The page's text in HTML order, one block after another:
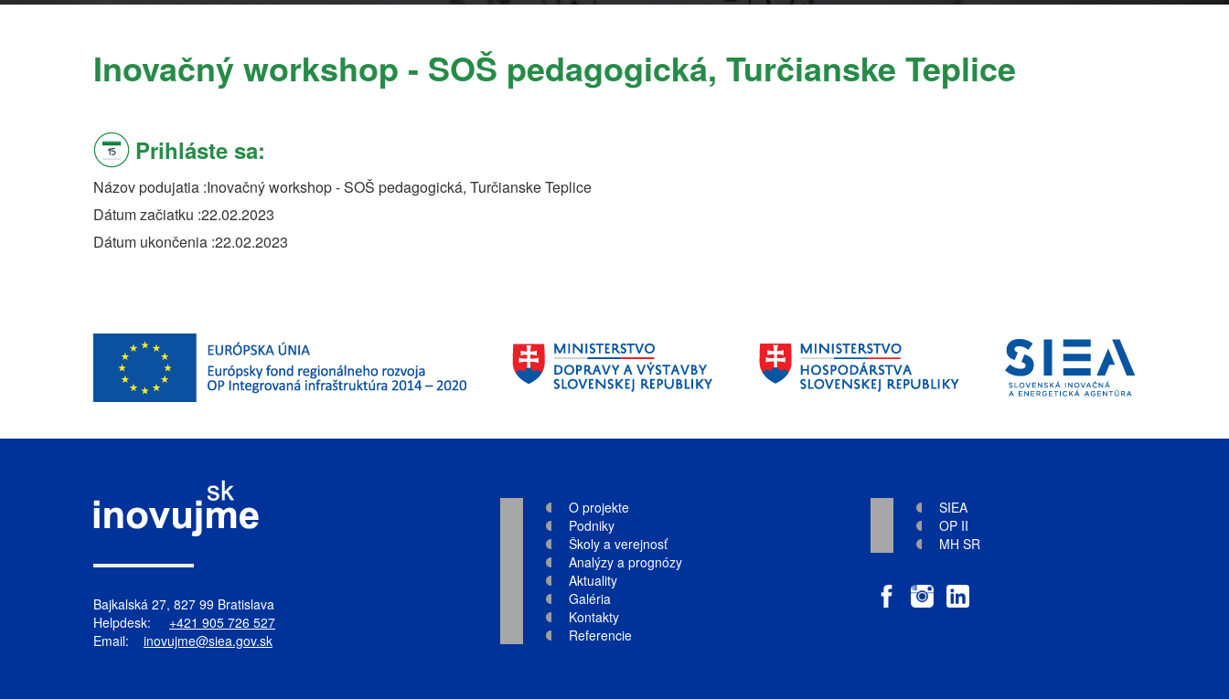
Inovačný workshop - SOŠ pedagogická, Turčianske Teplice
Prihláste sa:
Názov podujatia Inovačný workshop - SOŠ pedagogická, Turčianske Teplice
Dátum začiatku 22.02.2023
Dátum ukončenia 22.02.2023
Bajkalská 27, 827 99 Bratislava
Helpdesk: +421 905 726 527
Email: inovujme@siea.gov.sk
O projekte
Podniky
Školy a verejnosť
Analýzy a prognózy
Aktuality
Galéria
Kontakty
Referencie
SIEA
OP II
MH SR